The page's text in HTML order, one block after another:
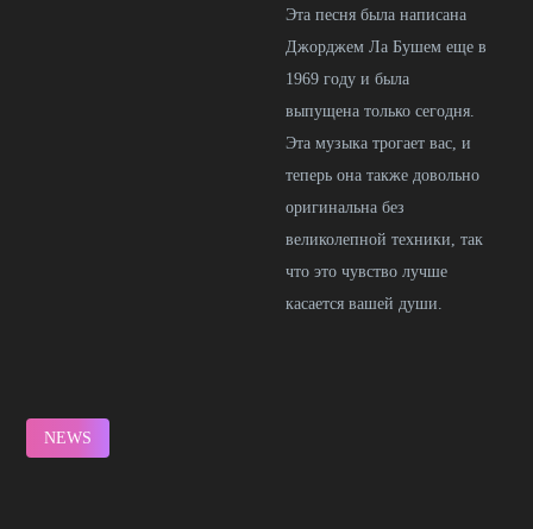
Эта песня была написана
Джорджем Ла Бушем еще в
1969 году и была
выпущена только сегодня.
Эта музыка трогает вас, и
теперь она также довольно
оригинальна без
великолепной техники, так
что это чувство лучше
касается вашей души.
NEWS